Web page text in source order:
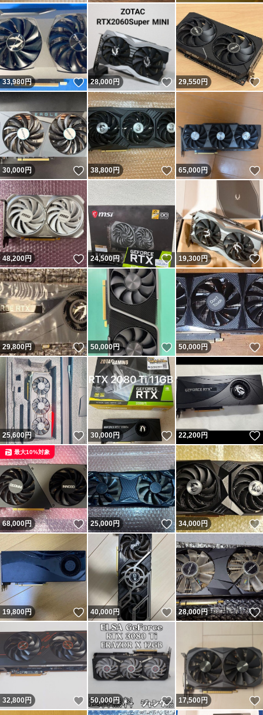
33,980円 いいね！
28,000円 いいね！
29,550円
30,000円 いいね！
38,800円 いいね！
65,000円
48,200円 いいね！
24,500円 いいね！
19,300円
29,800円 いいね！
50,000円 いいね！
50,000円
25,600円 いいね！
30,000円 いいね！
22,200円
68,000円 いいね！
最大10%対象
25,000円 いいね！
34,000円
19,800円 いいね！
40,000円 いいね！
28,000円
32,800円 いいね！
50,000円 いいね！
17,500円